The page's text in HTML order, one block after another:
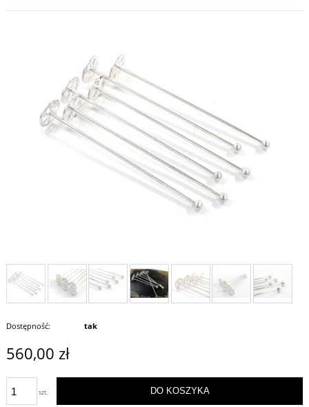
Dostępność: tak
560,00 zł
szt. DO KOSZYKA